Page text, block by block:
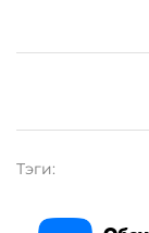
Тэги: